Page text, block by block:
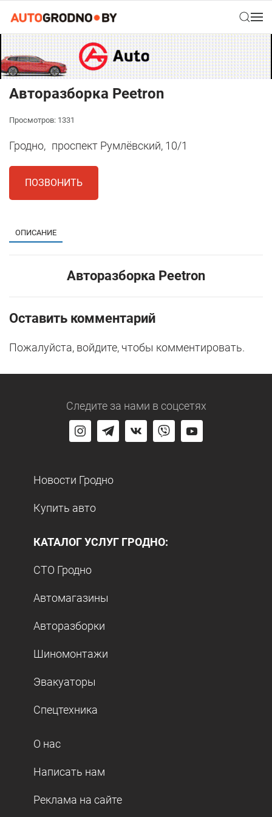
Авторазборка Peetron
Просмотров: 1331
Гродно, проспект Румлёвский, 10/1
ПОЗВОНИТЬ
ОПИСАНИЕ
Авторазборка Peetron
Оставить комментарий
Пожалуйста, войдите, чтобы комментировать.
Следите за нами в соцсетях
Новости Гродно
Купить авто
КАТАЛОГ УСЛУГ ГРОДНО:
СТО Гродно
Автомагазины
Авторазборки
Шиномонтажи
Эвакуаторы
Спецтехника
О нас
Написать нам
Реклама на сайте